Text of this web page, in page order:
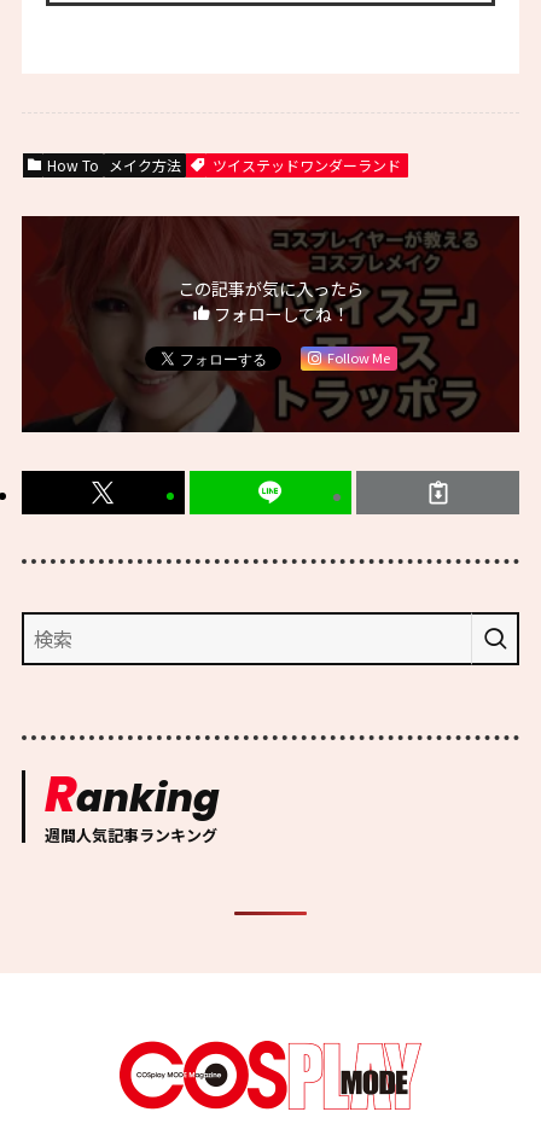
How To メイク方法 ツイステッドワンダーランド
この記事が気に入ったら
フォローしてね！
Follow Me
Ranking
週間人気記事ランキング